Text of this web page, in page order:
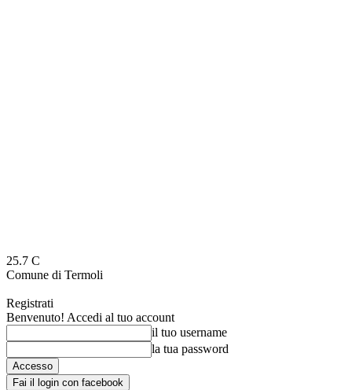
25.7 C
Comune di Termoli
Registrati
Benvenuto! Accedi al tuo account
il tuo username
la tua password
Fai il login con facebook